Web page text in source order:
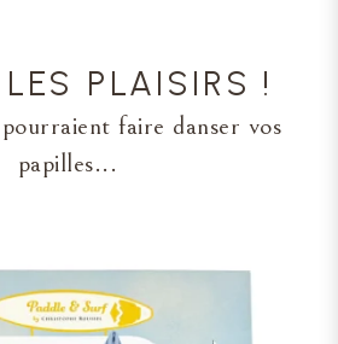
PLAISIRS !
faire danser vos
papilles...